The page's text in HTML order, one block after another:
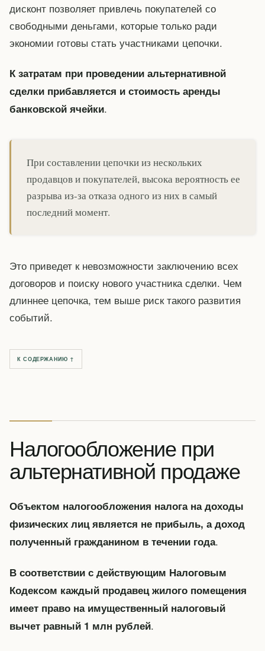
дисконт позволяет привлечь покупателей со
свободными деньгами, которые только ради
экономии готовы стать участниками цепочки.
К затратам при проведении альтернативной
сделки прибавляется и стоимость аренды
банковской ячейки.
При составлении цепочки из нескольких
продавцов и покупателей, высока вероятность ее
разрыва из-за отказа одного из них в самый
последний момент.
Это приведет к невозможности заключению всех
договоров и поиску нового участника сделки. Чем
длиннее цепочка, тем выше риск такого развития
событий.
К СОДЕРЖАНИЮ ↑
Налогообложение при
альтернативной продаже
Объектом налогообложения налога на доходы
физических лиц является не прибыль, а доход
полученный гражданином в течении года.
В соответствии с действующим Налоговым
Кодексом каждый продавец жилого помещения
имеет право на имущественный налоговый
вычет равный 1 млн рублей.